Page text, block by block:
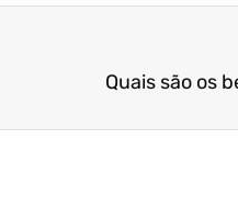
Quais são os